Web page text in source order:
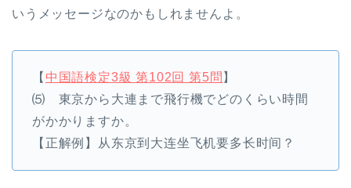
いうメッセージなのかもしれませんよ。
【 中国語検定3級 第102回 第5問 】
⑸ 東京から大連まで飛行機でどのくらい時間
がかかりますか。
【正解例】从东京到大连坐飞机要多长时间？